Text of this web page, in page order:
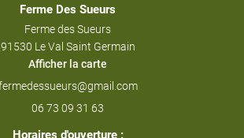
Ferme Des Sueurs
Ferme des Sueurs
91530 Le Val Saint Germain
Afficher la carte
06 73 09 31 63
Horaires d'ouverture :